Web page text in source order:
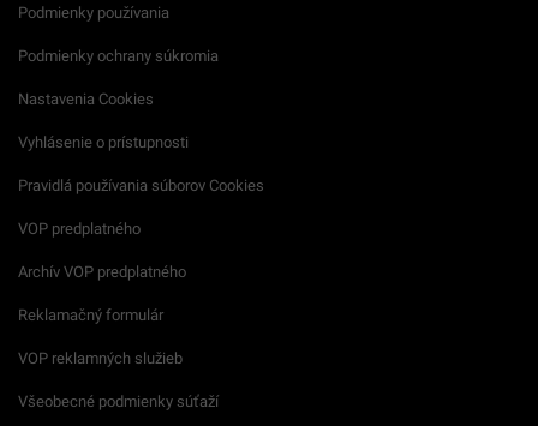
Podmienky používania
Podmienky ochrany súkromia
Nastavenia Cookies
Vyhlásenie o prístupnosti
Pravidlá používania súborov Cookies
VOP predplatného
Archív VOP predplatného
Reklamačný formulár
VOP reklamných služieb
Všeobecné podmienky súťaží